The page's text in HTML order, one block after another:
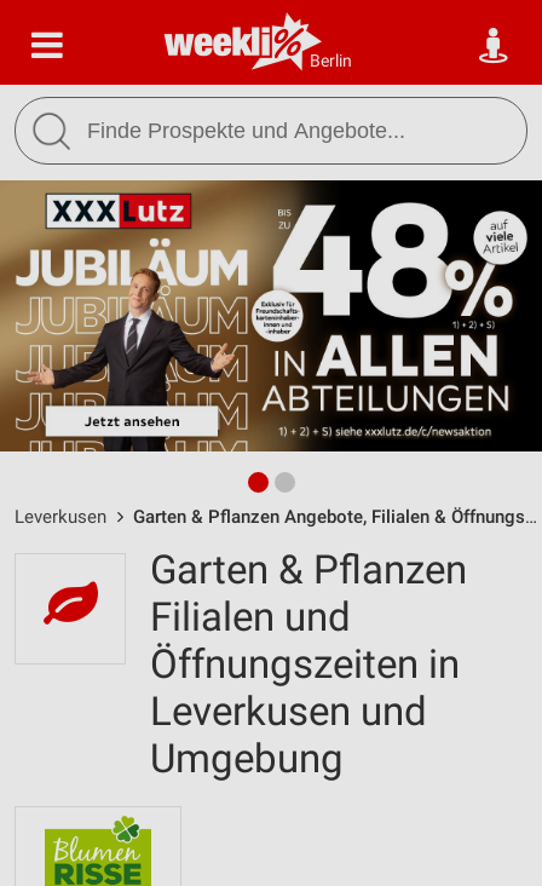
Berlin
Leverkusen Garten & Pflanzen Angebote, Filialen & Öffnungszeiten
Garten & Pflanzen
Filialen und
Öffnungszeiten in
Leverkusen und
Umgebung